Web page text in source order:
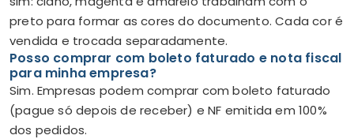
preto para formar as cores do documento. Cada cor é
vendida e trocada separadamente.
Posso comprar com boleto faturado e nota fiscal
para minha empresa?
Sim. Empresas podem comprar com boleto faturado
(pague só depois de receber) e NF emitida em 100%
dos pedidos.